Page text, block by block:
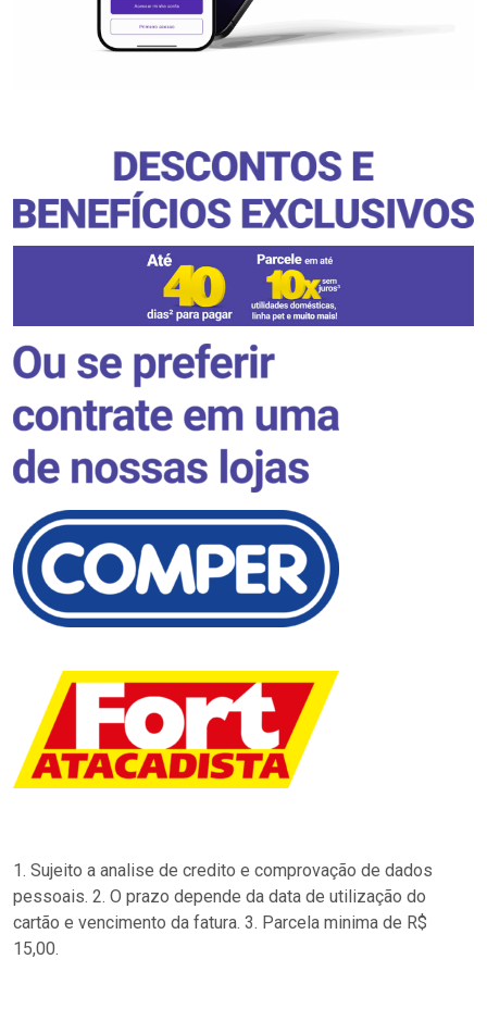
1. Sujeito a analise de credito e comprovação de dados
pessoais. 2. O prazo depende da data de utilização do
cartão e vencimento da fatura. 3. Parcela minima de R$
15,00.